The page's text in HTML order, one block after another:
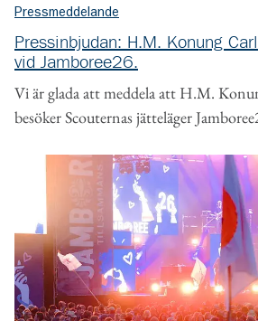
Pressmeddelande
Pressinbjudan: H.M. Konung
vid Jamboree26.
Vi är glada att meddela att H.M.
besöker Scouternas jätteläger